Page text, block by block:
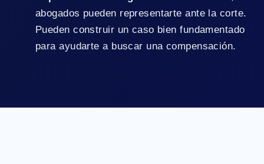
abogados pueden representarte ante la corte.
Pueden construir un caso bien fundamentado
para ayudarte a buscar una compensación.